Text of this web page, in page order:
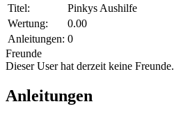
Titel:
Pinkys Aushilfe
Wertung:
0.00
Anleitungen: 0
Freunde
Dieser User hat derzeit keine Freunde.
Anleitungen